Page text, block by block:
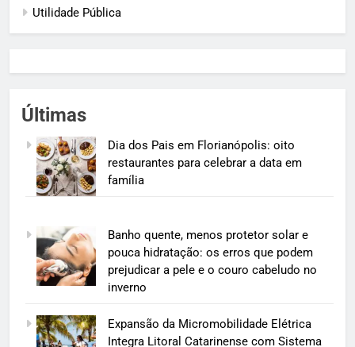
Utilidade Pública
Últimas
Dia dos Pais em Florianópolis: oito
restaurantes para celebrar a data em
família
Banho quente, menos protetor solar e
pouca hidratação: os erros que podem
prejudicar a pele e o couro cabeludo no
inverno
Expansão da Micromobilidade Elétrica
Integra Litoral Catarinense com Sistema